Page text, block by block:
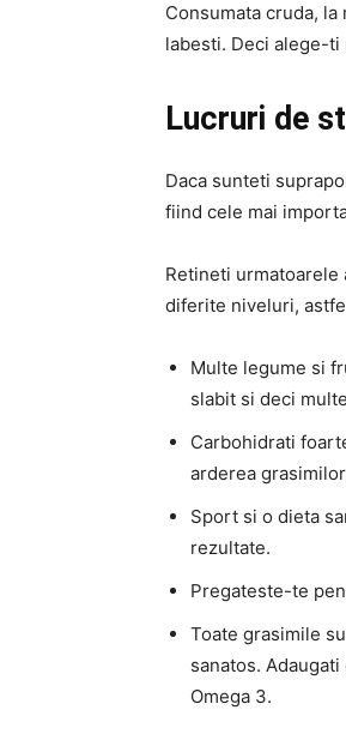
Consumata cruda,
labesti. Deci alege-
Lucruri de
Daca sunteti
fiind cele mai
Retineti urmatoarele
diferite niveluri,
Multe legume si
slabit si deci
Carbohidrati
arderea
Sport si o dieta
rezultate.
Pregateste-te
Toate grasimile
sanatos.
Omega 3.